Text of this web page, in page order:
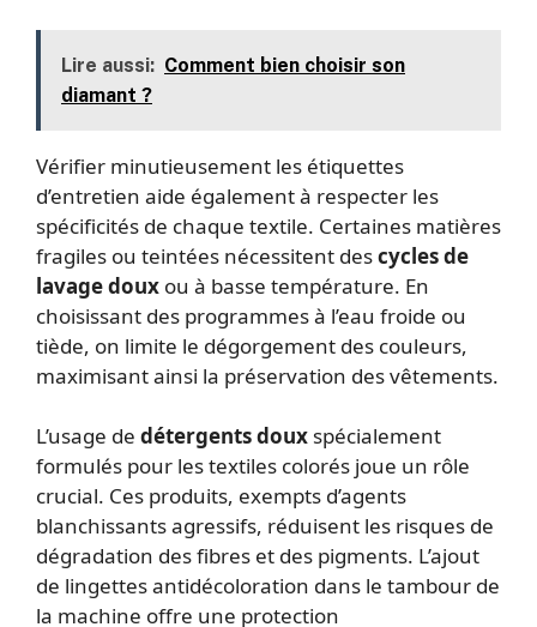
Lire aussi: Comment bien choisir son
diamant ?
Vérifier minutieusement les étiquettes
d’entretien aide également à respecter les
spécificités de chaque textile. Certaines matières
fragiles ou teintées nécessitent descycles de
lavage doux ou à basse température. En
choisissant des programmes à l’eau froide ou
tiède, on limite le dégorgement des couleurs,
maximisant ainsi la préservation des vêtements.
L’usage de détergents doux spécialement
formulés pour les textiles colorés joue un rôle
crucial. Ces produits, exempts d’agents
blanchissants agressifs, réduisent les risques de
dégradation des fibres et des pigments. L’ajout
de lingettes antidécoloration dans le tambour de
la machine offre une protection